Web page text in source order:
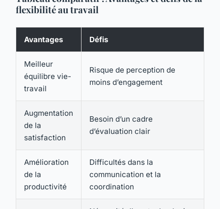
flexibilité au travail
Avantages Défis
Meilleur
équilibre vie-
travail
Risque de perception de
moins d’engagement
Augmentation
de la
satisfaction
Besoin d’un cadre
d’évaluation clair
Amélioration
de la
productivité
Difficultés dans la
communication et la
coordination